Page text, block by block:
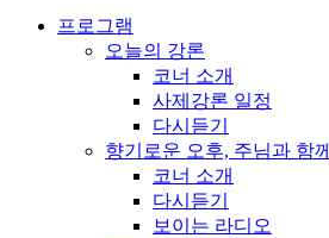
프로그램
오늘의 강론
코너 소개
사제강론 일정
다시듣기
향기로운 오후, 주님과 함께
코너 소개
다시듣기
보이는 라디오